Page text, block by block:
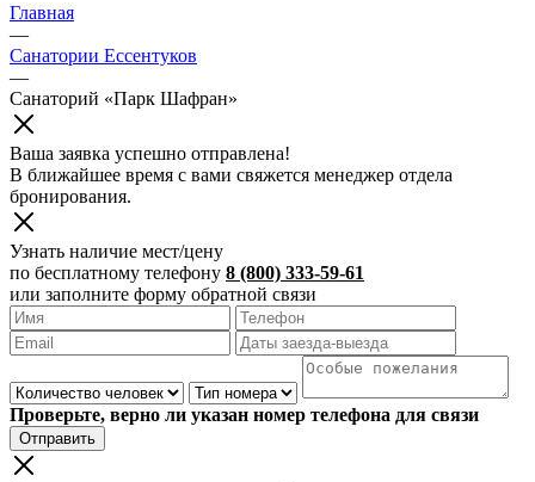
Главная
—
Санатории Ессентуков
—
Санаторий «Парк Шафран»
Ваша заявка успешно отправлена!
В ближайшее время с вами свяжется менеджер отдела
бронирования.
Узнать наличие мест/цену
по бесплатному телефону 8 (800) 333-59-61
или заполните форму обратной связи
Проверьте, верно ли указан номер телефона для связи
Отправить